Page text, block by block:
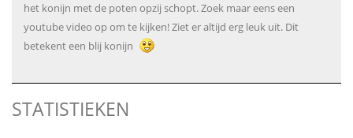
het konijn met de poten opzij schopt. Zoek maar eens een
youtube video op om te kijken! Ziet er altijd erg leuk uit. Dit
betekent een blij konijn
STATISTIEKEN